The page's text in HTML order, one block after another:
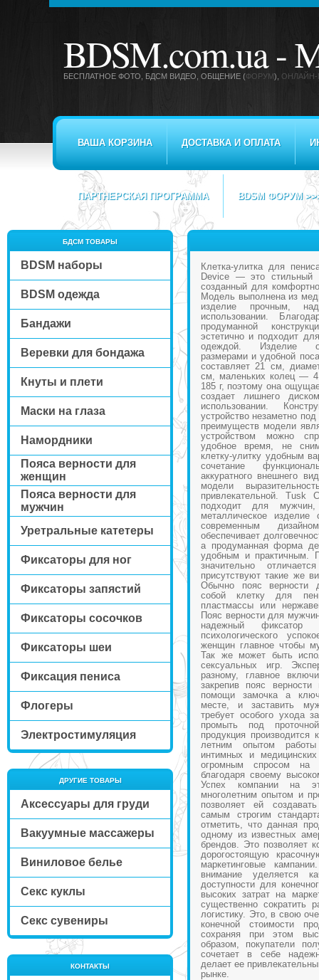
BDSM.com.ua -
БЕСПЛАТНОЕ ФОТО, БДСМ ВИДЕО , ОБЩЕНИЕ (ФОРУМ), ОНЛАЙН-
ВАША КОРЗИНА ДОСТАВКА И ОПЛАТА
ПАРТНЕРСКАЯ ПРОГРАММА BDSM ФОРУМ
БДСМ ТОВАРЫ
BDSM наборы
BDSM одежда
Бандажи
Веревки для бондажа
Кнуты и плети
Маски на глаза
Намордники
Пояса верности для
женщин
Пояса верности для
мужчин
Уретральные катетеры
Фиксаторы для ног
Фиксаторы запястий
Фиксаторы сосочков
Фиксаторы шеи
Фиксация пениса
Флогеры
Электростимуляция
ДРУГИЕ ТОВАРЫ
Аксессуары для груди
Вакуумные массажеры
Виниловое белье
Секс куклы
Секс сувениры
КОНТАКТЫ
Клетка-улитка для
Device — это стильный
созданный для
Модель выполнена из
изделие прочным,
использовании.
продуманной
эстетично и подходит
одеждой. Изделие
размерами и удобной
составляет 21 см,
см, маленьких колец —
185 г, поэтому она
создает лишнего
использовании.
устройство незаметно
преимуществ модели
устройством можно
удобное время, не
клетку-улитку удобным
сочетание
аккуратного внешнего
модели
привлекательной. Tusk
подходит для
металлическое
современным
обеспечивает
а продуманная форма
удобным и практичным.
значительно
присутствуют такие же
Обычно пояс верности
собой клетку для
пластмассы или
Пояс верности для
надежный фиксатор
психологического
женщин главное чтобы
Так же может быть
сексуальных игр.
разному, главное
закрепив пояс
помощи замочка а
месте, и заставить
требует особого ухода
промыть под
продукция
летним опытом
интимных и
огромным спросом
благодаря своему
Успех компании на
многолетним опытом и
позволяет ей
самым строгим
отметить, что данная
одному из известных
брендов. Это позволяет
дорогостоящую
маркетинговые
внимание уделяется
доступности для
высоких затрат на
существенно сократить
логистику. Это, в свою
конечной стоимости
сохраняя при этом
образом, покупатели
сочетает в себе
делает ее
рынке.